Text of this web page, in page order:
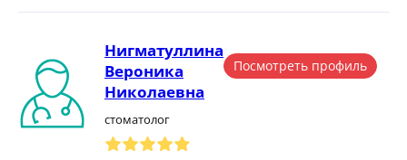
Нигматуллина
Вероника
Николаевна
стоматолог
Посмотреть профиль